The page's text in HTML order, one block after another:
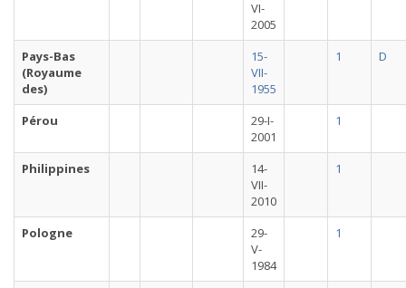
VI-
2005
Pays-Bas
(Royaume
des)
15-
VII-
1955
1 D
Pérou
29-I-
2001
1
Philippines
14-
VII-
2010
1
Pologne
29-
V-
1984
1